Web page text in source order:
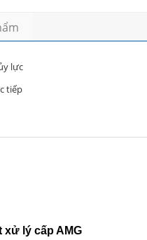
lực
tiếp
xử lý cấp AMG